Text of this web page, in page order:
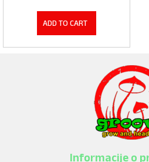
ADD TO CART
Informacije o